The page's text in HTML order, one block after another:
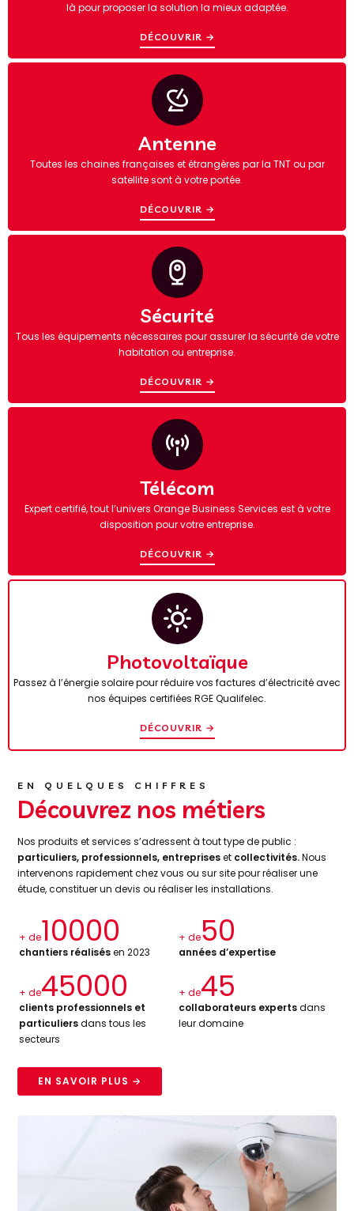
là pour proposer la solution la mieux adaptée.
DÉCOUVRIR →
Antenne
Toutes les chaines françaises et étrangères par la TNT ou par
satellite sont à votre portée.
DÉCOUVRIR →
Sécurité
Tous les équipements nécessaires pour assurer la sécurité de votre
habitation ou entreprise.
DÉCOUVRIR →
Télécom
Expert certifié, tout l’univers Orange Business Services est à votre
disposition pour votre entreprise.
DÉCOUVRIR →
Photovoltaïque
Passez à l’énergie solaire pour réduire vos factures d’électricité avec
nos équipes certifiées RGE Qualifelec.
DÉCOUVRIR →
EN QUELQUES CHIFFRES
Découvrez nos métiers
Nos produits et services s’adressent à tout type de public :
particuliers, professionnels, entrepriseset collectivités.Nous
intervenons rapidement chez vous ou sur site pour réaliser une
étude, constituer un devis ou réaliser les installations.
+ de10000
chantiers réalisésen 2023
+ de50
années d’expertise
+ de45000
clients professionnels et
particuliersdans tous les
secteurs
+ de45
collaborateurs expertsdans
leur domaine
EN SAVOIR PLUS →